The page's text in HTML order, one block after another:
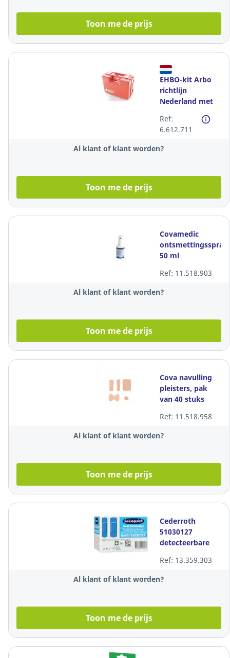
Toon me de prijs
EHBO-kit Arbo
richtlijn
Nederland met
Ref:
6.612.711
Al klant of klant worden?
Toon me de prijs
Covamedic
ontsmettingsspray,
50 ml
Ref: 11.518.903
Al klant of klant worden?
Toon me de prijs
Cova navulling
pleisters, pak
van 40 stuks
Ref: 11.518.958
Al klant of klant worden?
Toon me de prijs
Cederroth
51030127
detecteerbare
van 6 x 35 stuks
Ref: 13.359.303
Al klant of klant worden?
Toon me de prijs